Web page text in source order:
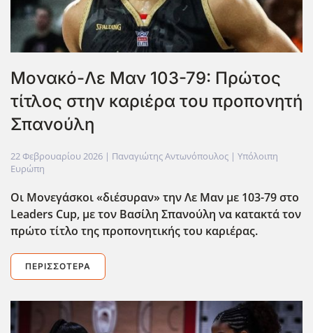
Μονακό-Λε Μαν 103-79: Πρώτος
τίτλος στην καριέρα του προπονητή
Σπανούλη
22 Φεβρουαρίου 2026 | Παναγιώτης Αντωνόπουλος | Υπόλοιπη
Ευρώπη
Οι Μονεγάσκοι «διέσυραν» την Λε Μαν με 103-79 στο
Leaders Cup, με τον Βασίλη Σπανούλη να κατακτά τον
πρώτο τίτλο της προπονητικής του καριέρας.
ΠΕΡΙΣΣΌΤΕΡΑ